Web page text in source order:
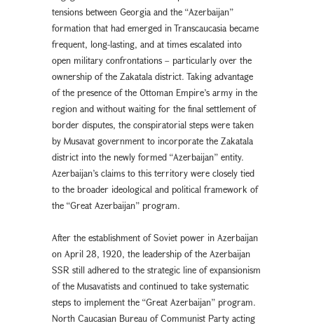
tensions between Georgia and the “Azerbaijan”
formation that had emerged in Transcaucasia became
frequent, long-lasting, and at times escalated into
open military confrontations – particularly over the
ownership of the Zakatala district. Taking advantage
of the presence of the Ottoman Empire’s army in the
region and without waiting for the final settlement of
border disputes, the conspiratorial steps were taken
by Musavat government to incorporate the Zakatala
district into the newly formed “Azerbaijan” entity.
Azerbaijan’s claims to this territory were closely tied
to the broader ideological and political framework of
the “Great Azerbaijan” program.
After the establishment of Soviet power in Azerbaijan
on April 28, 1920, the leadership of the Azerbaijan
SSR still adhered to the strategic line of expansionism
of the Musavatists and continued to take systematic
steps to implement the “Great Azerbaijan” program.
North Caucasian Bureau of Communist Party acting